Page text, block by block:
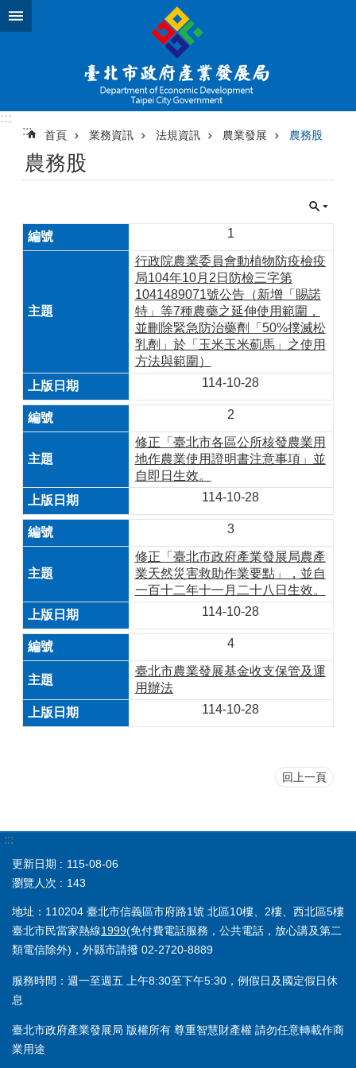
跳到主要內容區塊
:::
:::
首頁 業務資訊 法規資訊 農業發展 農務股
農務股
1
行政院農業委員會動植物防疫檢疫
局104年10月2日防檢三字第
1041489071號公告（新增「賜諾
特」等7種農藥之延伸使用範圍，
並刪除緊急防治藥劑「50%撲滅松
乳劑」於「玉米玉米薊馬」之使用
方法與範圍）
114-10-28
2
修正「臺北市各區公所核發農業用
地作農業使用證明書注意事項」並
自即日生效。
114-10-28
3
修正「臺北市政府產業發展局農產
業天然災害救助作業要點」，並自
一百十二年十一月二十八日生效。
114-10-28
4
臺北市農業發展基金收支保管及運
用辦法
114-10-28
回上一頁
:::
更新日期
115-08-06
瀏覽人次
143
地址：110204 臺北市信義區市府路1號 北區10樓、2樓、西北區5樓
臺北市民當家熱線1999(免付費電話服務，公共電話，放心講及第二
類電信除外)，外縣市請撥 02-2720-8889
服務時間：週一至週五 上午8:30至下午5:30，例假日及國定假日休
息
臺北市政府產業發展局 版權所有 尊重智慧財產權 請勿任意轉載作商
業用途